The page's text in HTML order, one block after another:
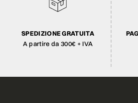
SPEDIZIONE GRATUITA
A partire da 300€ + IVA